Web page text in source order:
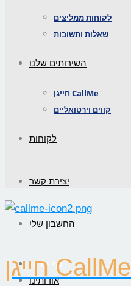
לקוחות ממליצים
שאלות ותשובות
השירותים שלנו
חייגן CallMe
קווים וירטואליים
לקוחות
יצירת קשר
החשבון שלי
דף הבית
אודותינוחייגן CallMe